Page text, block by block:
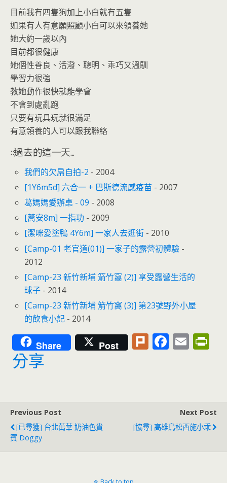
目前我有四隻狗加上小白就有五隻
如果有人有意願照顧小白可以來領養她
她大約一歲以內
目前都很健康
她個性善良、活潑、聰明、乖巧又溫馴
學習力很強
教她動作很快就能學會
不會到處亂跑
只要有玩具玩就很滿足
有意領養的人可以跟我聯絡
::過去的這一天...
我們的欠扁自拍-2 - 2004
[1Y6m5d] 六合一 + 巴斯德流感疫苗 - 2007
葛媽媽愛辦桌 - 09 - 2008
[蕎安8m] 一指功 - 2009
[潔咪愛塗鴨 4Y6m] 一家人去逛街 - 2010
[Camp-01 老官道(01)] 一家子的露營初體驗 -
2012
[Camp-23 新竹新埔 箭竹窩 (2)] 享受露營生活的
球子 - 2014
[Camp-23 新竹新埔 箭竹窩 (3)] 第23號野外小屋
的飲食小記 - 2014
Share Post Pl F
o
E
e
n
分享
Previous Post
[已尋獲] 台北萬華 奶油色貴
賓 Doggy
Next Post
[協尋] 高雄鳥松西施小乖